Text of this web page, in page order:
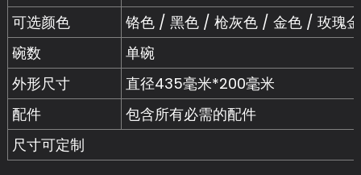
可选颜色
铬色 / 黑色 / 枪灰色 / 金色 / 玫瑰金
碗数
单碗
外形尺寸
直径435毫米*200毫米
配件
包含所有必需的配件
尺寸可定制